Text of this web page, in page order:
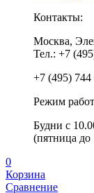
Контакты:
Москва,
Тел.: +7
+7 (495) 744
Режим
Будни с
(пятница до
0
Корзина
Сравнение